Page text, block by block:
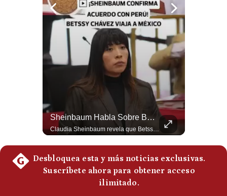
Sheinbaum Habla Sobre Betssy Chávez Y Las Relaciones Con Perú | Gestión Mundo
Claudia Sheinbaum revela que Betssy Chávez, exfuncionaria de Perú, llegará a México como parte de los nuevos acuerdos diplomáticos para restablecer las relaciones entre México y Perú. ¿Qué opinas de este acuerdo entre la Cancillería mexicana y el gobierno peruano? Déjalo en los comentarios. #Sheinbaum #BetssyChavez #MexicoPeru #NoticiasMexico #Politica #Shorts 👉 Suscríbete y activa la campana para no perderte nuestro análisis diario. 🌎 Síguenos en nuestras redes sociales: 📌 Web oficial: https://gestion.pe/mundo/ 📌 LinkedIn: http://bit.ly/3HYIET0 📌 X (Twitter): http://bit.ly/4noZtX9 📌 TikTok: http://bit.ly/4evB6TO